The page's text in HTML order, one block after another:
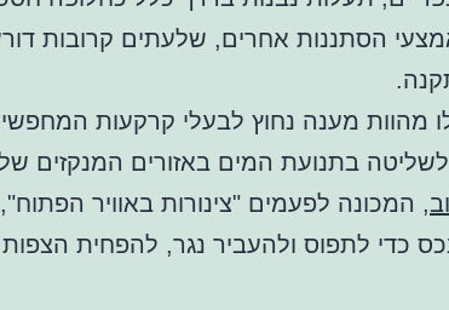
הסתננות אחרים, שלעתים קרובות
מהוות מענה נחוץ לבעלי קרקעות
לשליטה בתנועת המים באזורים המנקזים
, המכונה לפעמים "צינורות באוויר
כדי לתפוס ולהעביר נגר, להפחית הצפות